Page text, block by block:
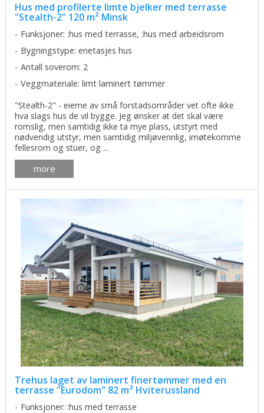
Hus med profilerte limte bjelker med terrasse
"Stealth-2" 120 m² Minsk
Funksjoner: :hus med terrasse, :hus med arbeidsrom
Bygningstype: enetasjes hus
Antall soverom: 2
Veggmateriale: limt laminert tømmer
"Stealth-2" - eierne av små forstadsområder vet ofte ikke
hva slags hus de vil bygge. Jeg ønsker at det skal være
romslig, men samtidig ikke ta mye plass, utstyrt med
nødvendig utstyr, men samtidig miljøvennlig, imøtekomme
fellesrom og stuer, og ...
more
Trehus laget av laminert finertømmer med en
terrasse "Eurodom" 82 m² Hviterussland
Funksjoner: :hus med terrasse